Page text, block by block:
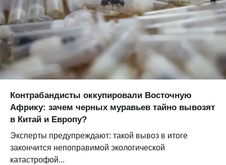
Контрабандисты оккупировали Восточную
Африку: зачем черных муравьев тайно вывозят
в Китай и Европу?
Эксперты предупреждают: такой вывоз в итоге
закончится непоправимой экологической
катастрофой...